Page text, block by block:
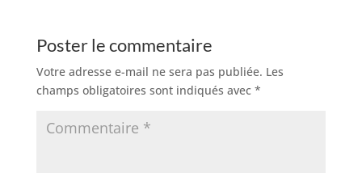
Poster le commentaire
Votre adresse e-mail ne sera pas publiée. Les
champs obligatoires sont indiqués avec *